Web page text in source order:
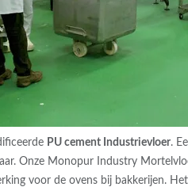
PU cement Industrievloer.
Onze Monopur Industry
voor de ovens bij bakkerijen.